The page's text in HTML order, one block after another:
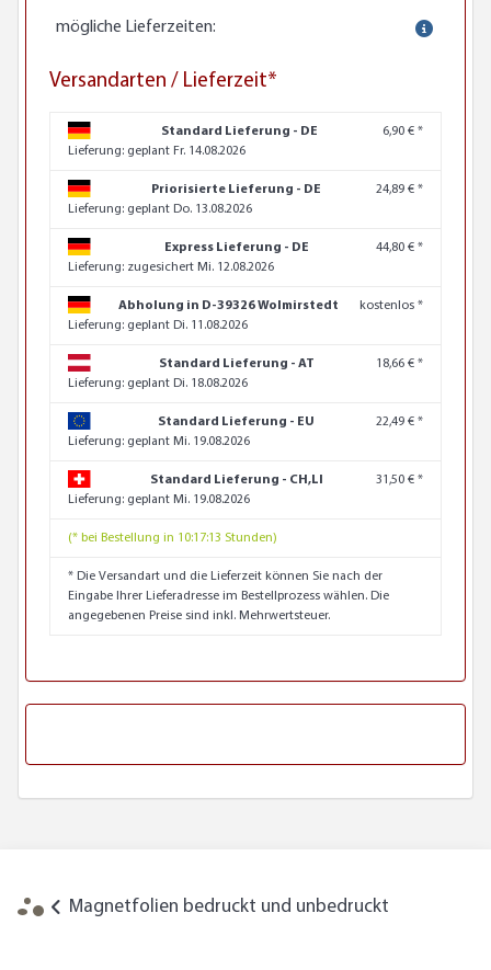
mögliche Lieferzeiten:
Versandarten / Lieferzeit*
Standard Lieferung - DE
6,90 € *
Lieferung: geplant Fr. 14.08.2026
Priorisierte Lieferung - DE
24,89 € *
Lieferung: geplant Do. 13.08.2026
Express Lieferung - DE
44,80 € *
Lieferung: zugesichert Mi. 12.08.2026
Abholung in D-39326 Wolmirstedt
kostenlos *
Lieferung: geplant Di. 11.08.2026
Standard Lieferung - AT
18,66 € *
Lieferung: geplant Di. 18.08.2026
Standard Lieferung - EU
22,49 € *
Lieferung: geplant Mi. 19.08.2026
Standard Lieferung - CH,LI
31,50 € *
Lieferung: geplant Mi. 19.08.2026
(* bei Bestellung in 10:17:12 Stunden)
* Die Versandart und die Lieferzeit können Sie nach der
Eingabe Ihrer Lieferadresse im Bestellprozess wählen. Die
angegebenen Preise sind inkl. Mehrwertsteuer.
Magnetfolien bedruckt und unbedruckt